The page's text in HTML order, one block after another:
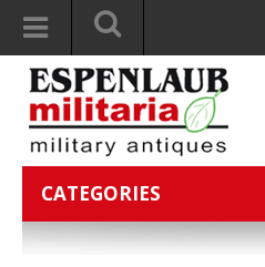
CATEGORIES